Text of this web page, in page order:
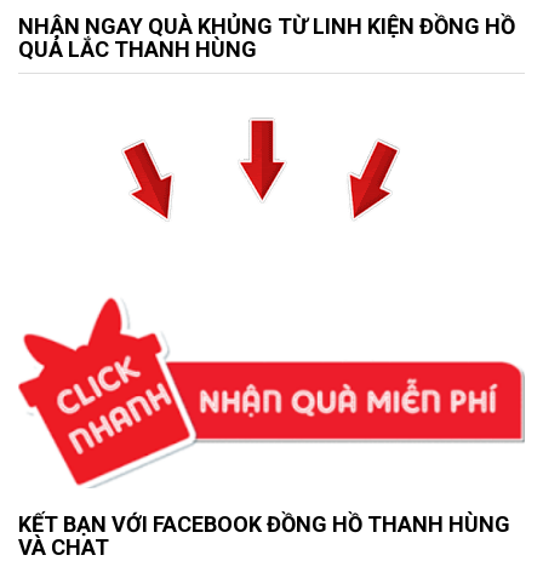
NHẬN NGAY QUÀ KHỦNG TỪ LINH KIỆN ĐỒNG HỒ
QUẢ LẮC THANH HÙNG
KẾT BẠN VỚI FACEBOOK ĐỒNG HỒ THANH HÙNG
VÀ CHAT